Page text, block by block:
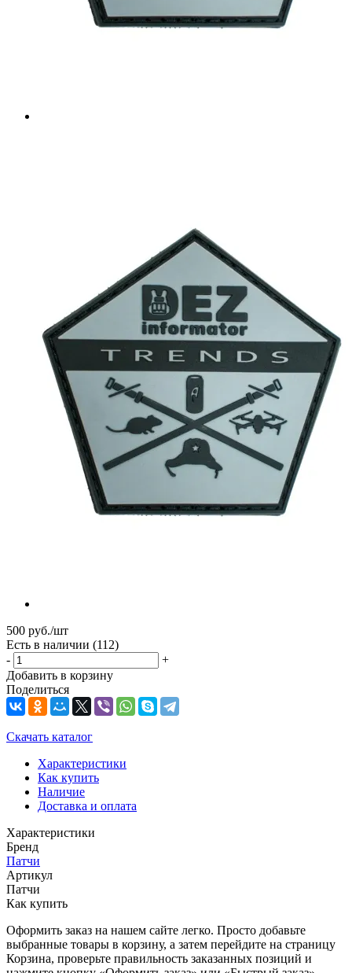
500 руб./шт
Есть в наличии (112)
-
+
Добавить в корзину
Поделиться
Скачать каталог
Характеристики
Как купить
Наличие
Доставка и оплата
Характеристики
Бренд
Патчи
Артикул
Патчи
Как купить
Оформить заказ на нашем сайте легко. Просто добавьте
выбранные товары в корзину, а затем перейдите на страницу
Корзина, проверьте правильность заказанных позиций и